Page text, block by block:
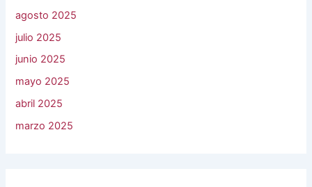
agosto 2025
julio 2025
junio 2025
mayo 2025
abril 2025
marzo 2025